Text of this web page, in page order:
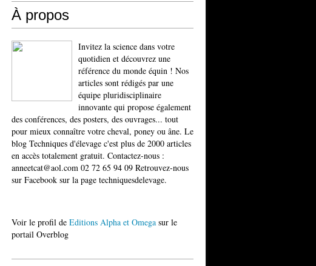
À propos
Invitez la science dans votre
quotidien et découvrez une
référence du monde équin ! Nos
articles sont rédigés par une
équipe pluridisciplinaire
innovante qui propose également
des conférences, des posters, des ouvrages... tout
pour mieux connaître votre cheval, poney ou âne. Le
blog Techniques d'élevage c'est plus de 2000 articles
en accès totalement gratuit. Contactez-nous :
anneetcat@aol.com 02 72 65 94 09 Retrouvez-nous
sur Facebook sur la page techniquesdelevage.
Voir le profil de Editions Alpha et Omega sur le
portail Overblog